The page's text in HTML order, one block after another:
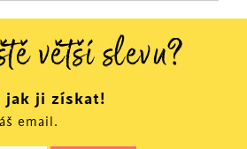
větší slevu?
jak ji získat!
email.